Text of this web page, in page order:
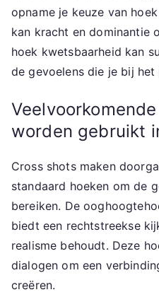
opname je keuze van
kan kracht en dominantie
hoek kwetsbaarheid kan
de gevoelens die je bij
worden gebruikt
Cross shots maken
standaard hoeken om de
bereiken. De
biedt een rechtstreekse
realisme behoudt. Deze
dialogen om een
creëren.